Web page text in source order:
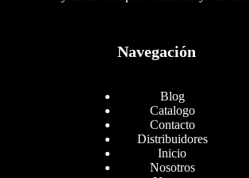
Navegación
Blog
Catalogo
Contacto
Distribuidores
Inicio
Nosotros